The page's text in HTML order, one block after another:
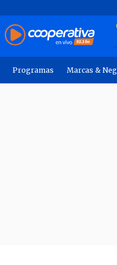
Programas Marcas &